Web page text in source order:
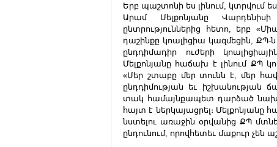
Երբ պաշտոնի ես լինում, կտրվում
Արամ Մելքոնյանը
ընտրություններից հետո, երբ
դաշինքը կոալիցիա կազմեցին,
ընդդիմադիր ուժերի
Մելքոնյանը հաճախ է լինում ՔՊ
«Մեր շտաբը մեր տունն է, մեր
ընդդիմության եւ իշխանության
տակ համայնքապետ դարձած
հայտ է ներկայացրել։
նստելու առաջին օրվանից ՔՊ
ընդունում, որովհետեւ մաքուր